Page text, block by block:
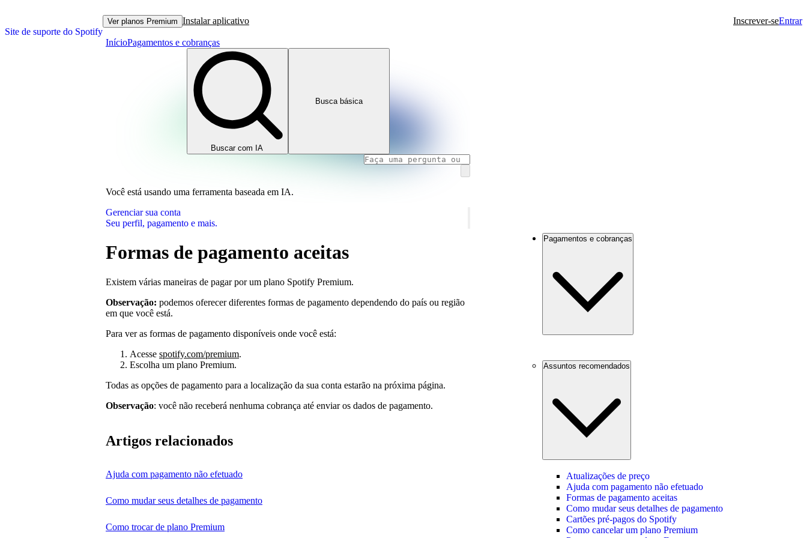
Site de suporte do Spotify
Ver planos Premium Instalar aplicativo Inscrever-seEntrar
InícioPagamentos e cobranças
Buscar com IA
Busca básica
Você está usando uma ferramenta baseada em IA.
Gerenciar sua conta
Seu perfil, pagamento e mais.
Formas de pagamento aceitas
Existem várias maneiras de pagar por um plano Spotify Premium.
Observação: podemos oferecer diferentes formas de pagamento dependendo do país ou região
em que você está.
Para ver as formas de pagamento disponíveis onde você está:
Acesse spotify.com/premium.
Escolha um plano Premium.
Todas as opções de pagamento para a localização da sua conta estarão na próxima página.
Observação: você não receberá nenhuma cobrança até enviar os dados de pagamento.
Artigos relacionados
Ajuda com pagamento não efetuado
Como mudar seus detalhes de pagamento
Como trocar de plano Premium
Pagamentos e cobranças
Assuntos recomendados
Atualizações de preço
Ajuda com pagamento não efetuado
Formas de pagamento aceitas
Como mudar seus detalhes de pagamento
Cartões pré-pagos do Spotify
Como cancelar um plano Premium